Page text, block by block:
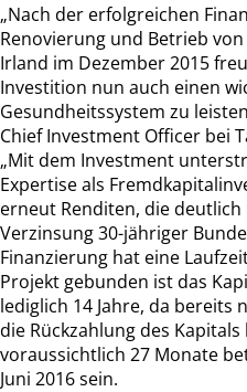
„Nach der erfolgreichen
Renovierung und Betrieb
Irland im Dezember 2015
Investition nun auch einen
Gesundheitssystem zu
Chief Investment Officer bei
„Mit dem Investment
Expertise als
erneut Renditen, die
Verzinsung 30-jähriger
Finanzierung hat eine
Projekt gebunden ist das
lediglich 14 Jahre, da bereits
die Rückzahlung des
voraussichtlich 27 Monate
Juni 2016 sein.